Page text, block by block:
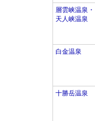
層雲峡温泉・
天人峡温泉
白金温泉
十勝岳温泉